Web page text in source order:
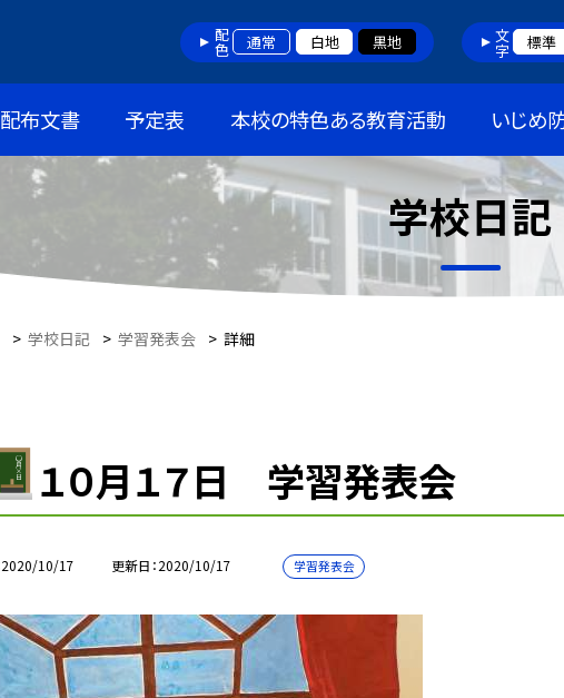
配色 通常 白地 黒地 文字 標準
配布文書 予定表 本校の特色ある教育活動 いじめ
学校日記
> 学校日記 > 学習発表会 > 詳細
１０月１７日 学習発表会
2020/10/17 更新日 2020/10/17 学習発表会